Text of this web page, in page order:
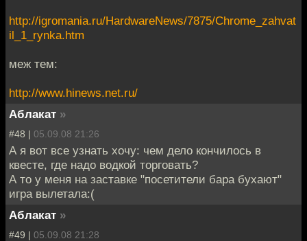
http://igromania.ru/HardwareNews/7875/Chrome_zahvat
il_1_rynka.htm
меж тем:
http://www.hinews.net.ru/
Аблакат »
#48 | 05.09.08 21:26
А я вот все узнать хочу: чем дело кончилось в
квесте, где надо водкой торговать?
А то у меня на заставке "посетители бара бухают"
игра вылетала:(
Аблакат »
#49 | 05.09.08 21:28